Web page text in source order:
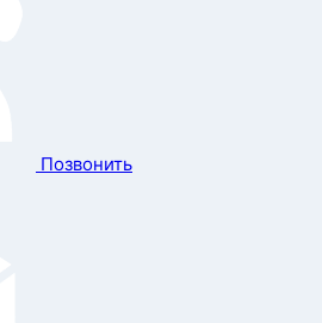
Позвонить